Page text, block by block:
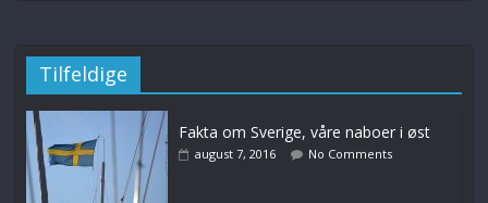
Tilfeldige
Fakta om Sverige, våre naboer i øst
august 7, 2016 No Comments